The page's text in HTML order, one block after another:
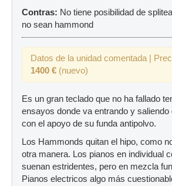
Contras: No tiene posibilidad de
no sean hammond
Datos de la unidad comentada |
1400 € (nuevo)
Es un gran teclado que no ha fallado
ensayos donde va entrando y saliendo
con el apoyo de su funda antipolvo.
Los Hammonds quitan el hipo, como
otra manera. Los pianos en individual
suenan estridentes, pero en mezcla
Pianos electricos algo más